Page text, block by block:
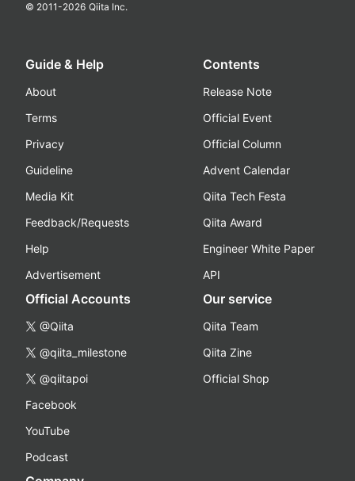
© 2011-2026 Qiita Inc.
Guide & Help
About
Terms
Privacy
Guideline
Media Kit
Feedback/Requests
Help
Advertisement
Contents
Release Note
Official Event
Official Column
Advent Calendar
Qiita Tech Festa
Qiita Award
Engineer White Paper
API
Official Accounts
@Qiita
@qiita_milestone
@qiitapoi
Facebook
YouTube
Podcast
Our service
Qiita Team
Qiita Zine
Official Shop